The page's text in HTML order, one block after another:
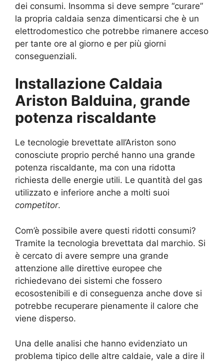
dei consumi. Insomma si deve sempre “curare”
la propria caldaia senza dimenticarsi che è un
elettrodomestico che potrebbe rimanere acceso
per tante ore al giorno e per più giorni
conseguenziali.
Installazione Caldaia
Ariston Balduina, grande
potenza riscaldante
Le tecnologie brevettate all’Ariston sono
conosciute proprio perché hanno una grande
potenza riscaldante, ma con una ridotta
richiesta delle energie utili. Le quantità del gas
utilizzato e inferiore anche a molti suoi
competitor.
Com’è possibile avere questi ridotti consumi?
Tramite la tecnologia brevettata dal marchio. Si
è cercato di avere sempre una grande
attenzione alle direttive europee che
richiedevano dei sistemi che fossero
ecosostenibili e di conseguenza anche dove si
potrebbe recuperare pienamente il calore che
viene disperso.
Una delle analisi che hanno evidenziato un
problema tipico delle altre caldaie, vale a dire il